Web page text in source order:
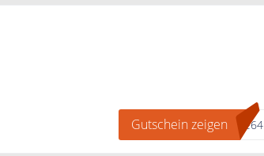
Gutschein zeigen de64